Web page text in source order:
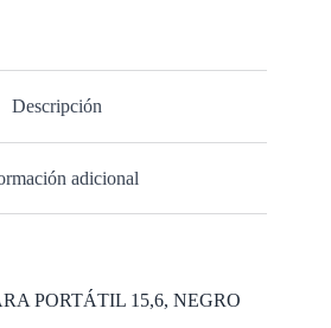
Descripción
adicional
PORTÁTIL 15,6, NEGRO